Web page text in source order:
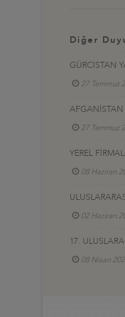
Diğer
GÜRCİSTAN
27 Temmuz
AFGANİSTAN
27 Temmuz
YEREL
08 Haziran
02 Haziran
17.
08 Nisan